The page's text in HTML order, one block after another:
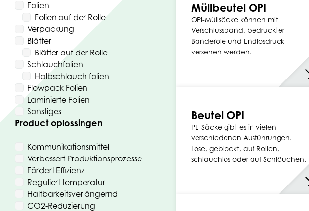
Folien
Folien auf der Rolle
Verpackung
Blätter
Blätter auf der Rolle
Schlauchfolien
Halbschlauch folien
Flowpack Folien
Laminierte Folien
Sonstiges
Product oplossingen
Kommunikationsmittel
Verbessert Produktionsprozesse
Fördert Effizienz
Reguliert temperatur
Haltbarkeitsverlängernd
CO2-Reduzierung
Müllbeutel OPI
OPI-Müllsäcke können mit
Verschlussband, bedruckter
Banderole und Endlosdruck
versehen werden.
Beutel OPI
PE-Säcke gibt es in vielen
verschiedenen Ausführungen.
Lose, geblockt, auf Rollen,
schlauchlos oder auf Schläuchen.